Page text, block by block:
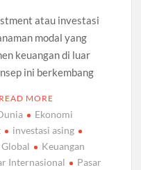
atau investasi
modal yang
keuangan di luar
ini berkembang
READ MORE
Ekonomi
investasi asing
Global
Keuangan
Internasional
Pasar